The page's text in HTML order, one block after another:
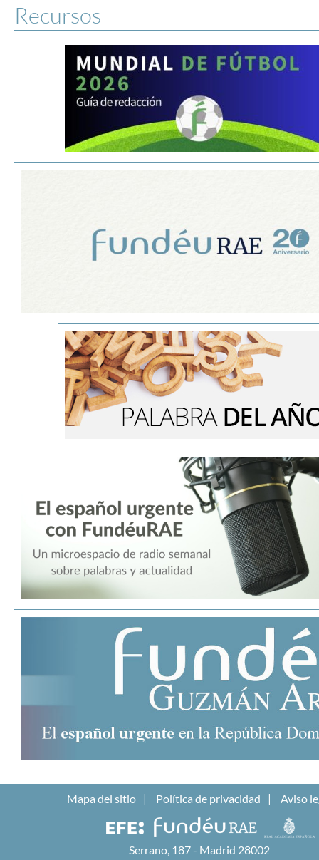
Recursos
Mapa del sitio Política de privacidad Aviso
Serrano, 187 - Madrid 28002